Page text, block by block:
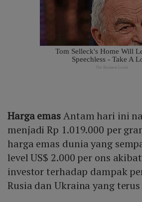
Harga emasAntam hari ini
menjadi Rp 1.019.000 per
harga emas dunia yang
level US$ 2.000 per ons
investor terhadap dampak
Rusia dan Ukraina yang